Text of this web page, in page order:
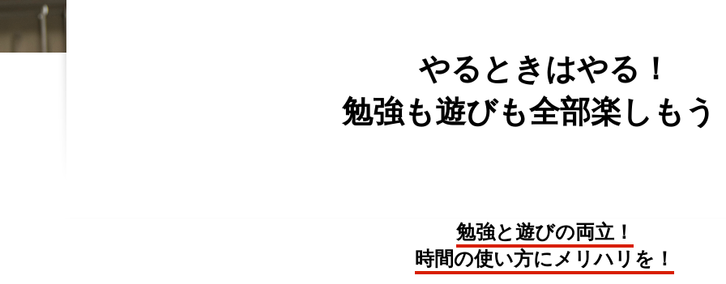
やるときはやる！
勉強も遊びも全部楽しもう
勉強と遊びの両立！
時間の使い方にメリハリを！